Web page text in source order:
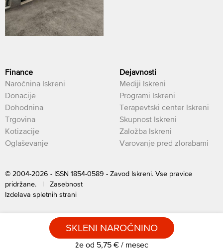
Finance
Naročnina Iskreni
Donacije
Dohodnina
Trgovina
Kotizacije
Oglaševanje
Dejavnosti
Mediji Iskreni
Programi Iskreni
Terapevtski center Iskreni
Skupnost Iskreni
Založba Iskreni
Varovanje pred zlorabami
© 2004-2026 - ISSN 1854-0589 - Zavod Iskreni. Vse pravice
pridržane. | Zasebnost
Izdelava spletnih strani
SKLENI NAROČNINO
že od 5,75 € / mesec